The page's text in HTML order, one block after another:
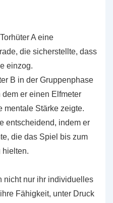
A eine
die sicherstellte, dass
einzog.
B in der Gruppenphase
er einen Elfmeter
mentale Stärke zeigte.
entscheidend, indem er
die das Spiel bis zum
hielten.
nicht nur ihr individuelles
Fähigkeit, unter Druck